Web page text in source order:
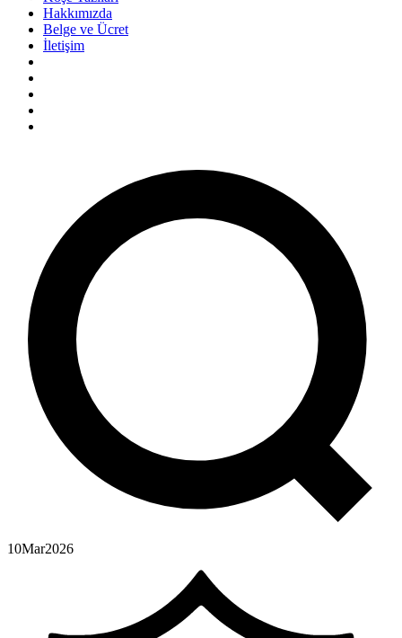
Hakkımızda
Belge ve Ücret
İletişim
10Mar2026